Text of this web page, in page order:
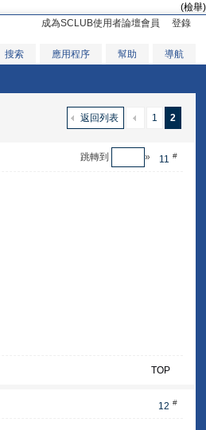
(檢舉)
成為SCLUB使用者論壇會員
登錄
搜索 應用程序 幫助 導航
1 2
返回列表
11 #
跳轉到 »
TOP
12 #